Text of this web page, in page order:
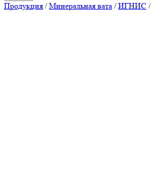
Продукция /Минеральная вата /ИГНИС /